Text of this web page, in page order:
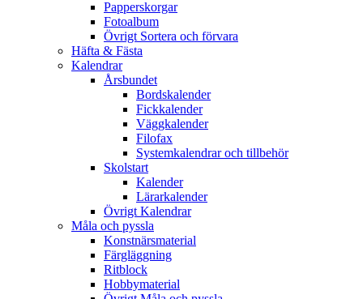
Papperskorgar
Fotoalbum
Övrigt Sortera och förvara
Häfta & Fästa
Kalendrar
Årsbundet
Bordskalender
Fickkalender
Väggkalender
Filofax
Systemkalendrar och tillbehör
Skolstart
Kalender
Lärarkalender
Övrigt Kalendrar
Måla och pyssla
Konstnärsmaterial
Färgläggning
Ritblock
Hobbymaterial